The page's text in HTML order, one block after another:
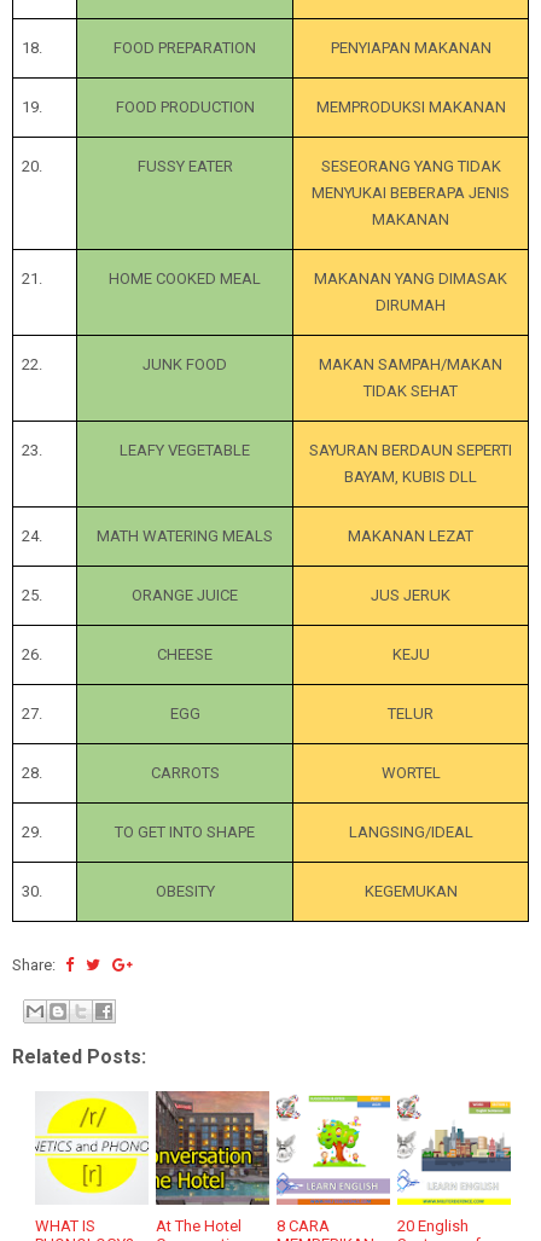
18. FOOD PREPARATION PENYIAPAN MAKANAN
19. FOOD PRODUCTION MEMPRODUKSI MAKANAN
20. FUSSY EATER
SESEORANG YANG TIDAK
MENYUKAI BEBERAPA JENIS
MAKANAN
21. HOME COOKED MEAL
MAKANAN YANG DIMASAK
DIRUMAH
22. JUNK FOOD
MAKAN SAMPAH/MAKAN
TIDAK SEHAT
23. LEAFY VEGETABLE
SAYURAN BERDAUN SEPERTI
BAYAM, KUBIS DLL
24. MATH WATERING MEALS MAKANAN LEZAT
25. ORANGE JUICE JUS JERUK
26. CHEESE KEJU
27. EGG TELUR
28. CARROTS WORTEL
29. TO GET INTO SHAPE LANGSING/IDEAL
30. OBESITY KEGEMUKAN
Share:
Related Posts:
WHAT IS
At The Hotel
8 CARA
20 English